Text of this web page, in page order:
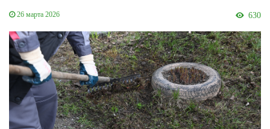
26 марта 2026 630